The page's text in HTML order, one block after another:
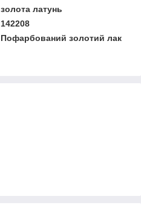
золота латунь
142208
Пофарбований золотий лак